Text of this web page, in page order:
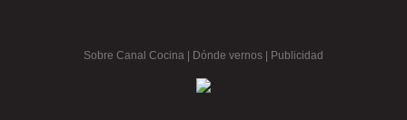
Sobre Canal Cocina Dónde vernos | Publicidad